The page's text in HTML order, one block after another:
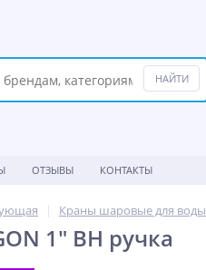
ОТЗЫВЫ КОНТАКТЫ
Краны шаровые для воды
1" ВН ручка